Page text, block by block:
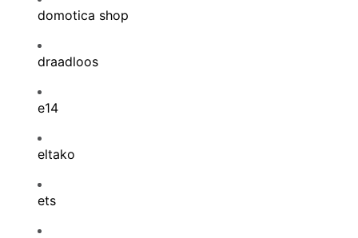
domotica shop
draadloos
e14
eltako
ets